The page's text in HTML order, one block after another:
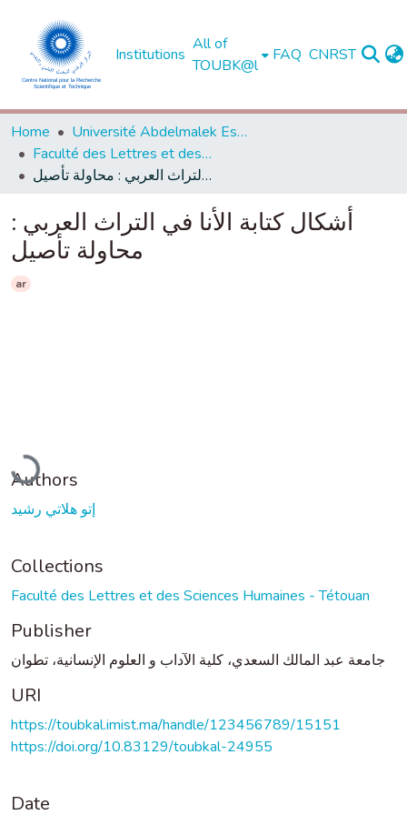
Institutions
All of
TOUBK@l
FAQ CNRST
Home
Université Abdelmalek Essaadi - Tétouan
Faculté des Lettres et des Sciences Humaines - Tétouan
أشكال كتابة الأنا في التراث العربي : محاولة تأصيل
أشكال كتابة الأنا في التراث العربي :
محاولة تأصيل
ar
Authors
إتو هلاتي رشيد
Collections
Faculté des Lettres et des Sciences Humaines - Tétouan
Publisher
جامعة عبد المالك السعدي، كلية الآداب و العلوم الإنسانية، تطوان
URI
https://toubkal.imist.ma/handle/123456789/15151
https://doi.org/10.83129/toubkal-24955
Date